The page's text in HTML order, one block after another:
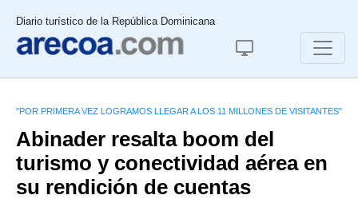
Diario turístico de la República Dominicana
"POR PRIMERA VEZ LOGRAMOS LLEGAR A LOS 11 MILLONES DE VISITANTES"
Abinader resalta boom del
turismo y conectividad aérea en
su rendición de cuentas